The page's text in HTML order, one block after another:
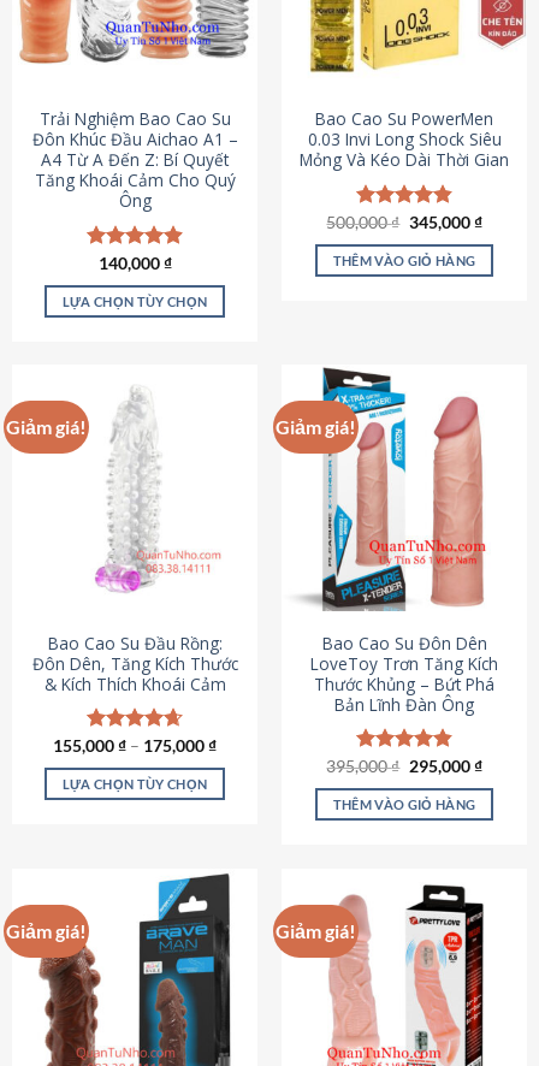
Trải Nghiệm Bao Cao Su
Đôn Khúc Đầu Aichao A1 –
A4 Từ A Đến Z: Bí Quyết
Tăng Khoái Cảm Cho Quý
Ông
Được xếp
hạng4.88
5 sao
140,000₫
LỰA CHỌN TÙY CHỌN
có
nhiều
biến
thể.
Các
tùy
chọn
có
chọn
trên
trang
sản
phẩm
Bao Cao Su PowerMen
0.03 Invi Long Shock Siêu
Mỏng Và Kéo Dài Thời Gian
Được xếp
hạng4.85
5 sao
500,000₫ Giá
là:
500,000 ₫.
345,000₫Giá
tại
THÊM VÀO GIỎ HÀNG
Giảm giá!
Bao Cao Su Đầu Rồng:
Đôn Dên, Tăng Kích Thước
& Kích Thích Khoái Cảm
Được xếp
hạng4.69
5 sao
155,000₫ – 175,000₫
LỰA CHỌN TÙY CHỌN
nhiều
biến
thể.
Các
tùy
chọn
Giảm giá!
Bao Cao Su Đôn Dên
LoveToy Trơn Tăng Kích
Thước Khủng – Bứt Phá
Bản Lĩnh Đàn Ông
Được xếp
hạng4.82
5 sao
395,000₫ Giá
là:
395,000 ₫.
295,000₫Giá
tại
THÊM VÀO GIỎ HÀNG
Giảm giá! Giảm giá!